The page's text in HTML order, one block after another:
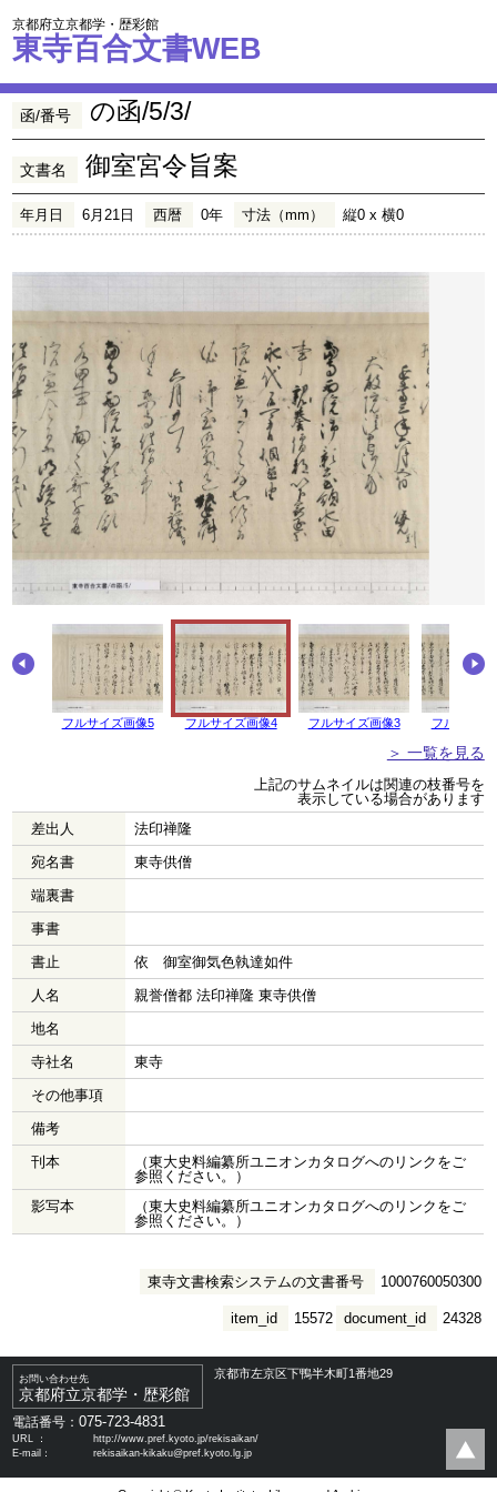
京都府立京都学・歴彩館
東寺百合文書WEB
函/番号 の函/5/3/
文書名 御室宮令旨案
年月日 6月21日 西暦 0年 寸法（mm） 縦0 x 横0
フルサイズ画像5 フルサイズ画像4 フルサイズ画像3 フルサイズ
＞ 一覧を見る
上記のサムネイルは関連の枝番号を
表示している場合があります
差出人
法印禅隆
宛名書
東寺供僧
端裏書
事書
書止
依 御室御気色執達如件
人名
親誉僧都 法印禅隆 東寺供僧
地名
寺社名
東寺
その他事項
備考
刊本
（東大史料編纂所ユニオンカタログへのリンクをご
参照ください。）
影写本
（東大史料編纂所ユニオンカタログへのリンクをご
参照ください。）
東寺文書検索システムの文書番号 1000760050300
document_id 24328
item_id 15572
お問い合わせ先
京都府立京都学・歴彩館
京都市左京区下鴨半木町1番地29
電話番号：075-723-4831
URL ：
http://www.pref.kyoto.jp/rekisaikan/
E-mail：
rekisaikan-kikaku@pref.kyoto.lg.jp